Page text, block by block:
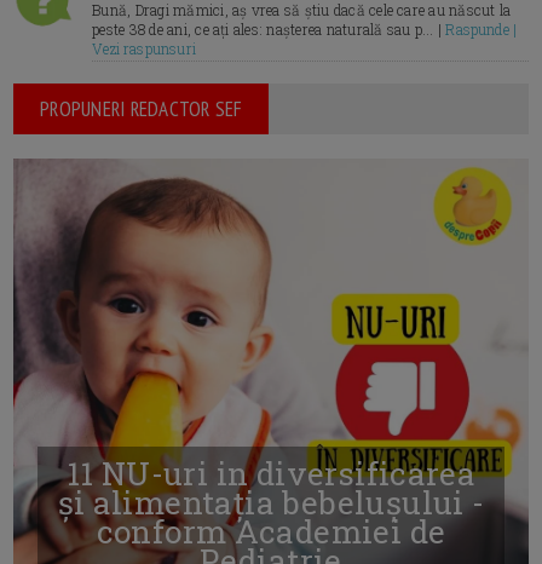
Bună, Dragi mămici, aș vrea să știu dacă cele care au născut la
peste 38 de ani, ce ați ales: nașterea naturală sau p... |Raspunde |
Vezi raspunsuri
PROPUNERI REDACTOR SEF
11 NU-uri in diversificarea
și alimentația bebelușului -
conform Academiei de